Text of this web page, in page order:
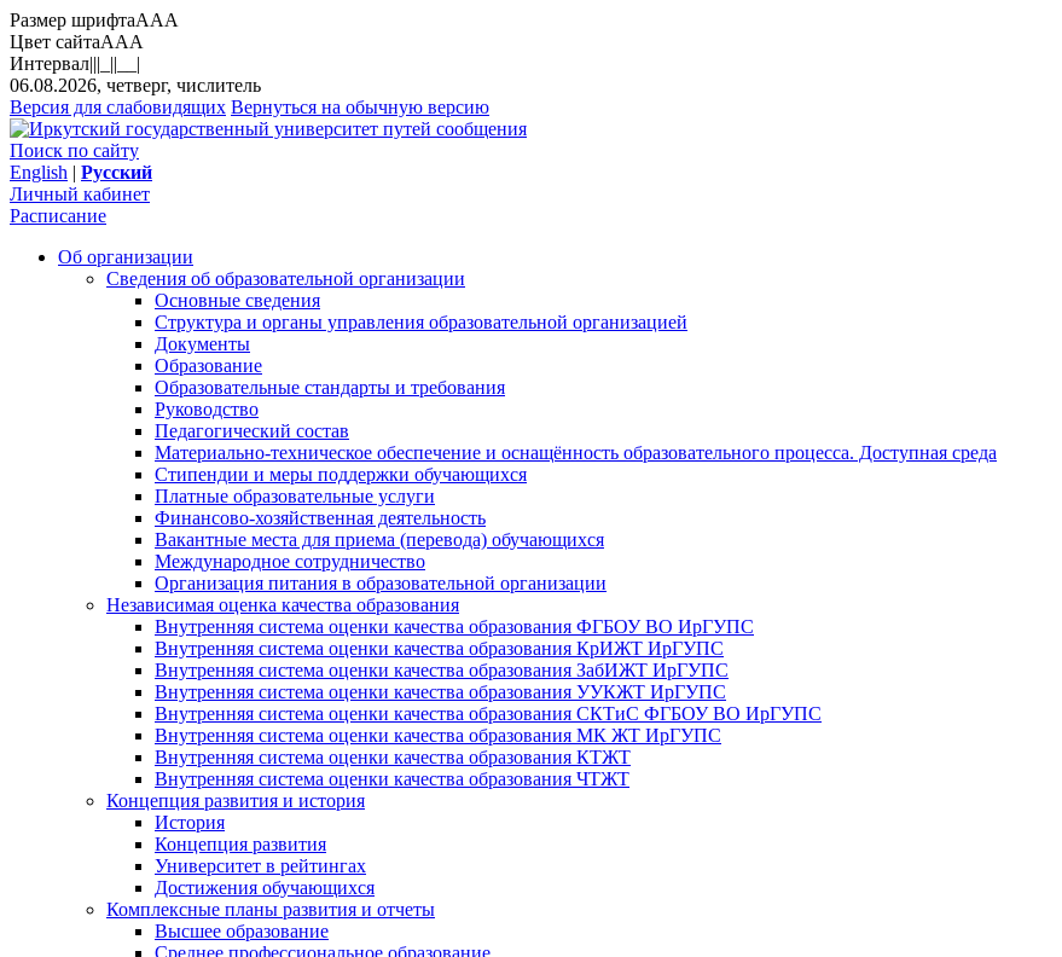
Размер шрифтаAAA
Цвет сайтаAAA
Интервал|||_||__|
06.08.2026, четверг, числитель
Версия для слабовидящих Вернуться на обычную версию
Поиск по сайту
English | Русский
Личный кабинет
Расписание
Об организации
Сведения об образовательной организации
Основные сведения
Структура и органы управления образовательной организацией
Документы
Образование
Образовательные стандарты и требования
Руководство
Педагогический состав
Материально-техническое обеспечение и оснащённость образовательного процесса. Доступная среда
Стипендии и меры поддержки обучающихся
Платные образовательные услуги
Финансово-хозяйственная деятельность
Вакантные места для приема (перевода) обучающихся
Международное сотрудничество
Организация питания в образовательной организации
Независимая оценка качества образования
Внутренняя система оценки качества образования ФГБОУ ВО ИрГУПС
Внутренняя система оценки качества образования КрИЖТ ИрГУПС
Внутренняя система оценки качества образования ЗабИЖТ ИрГУПС
Внутренняя система оценки качества образования УУКЖТ ИрГУПС
Внутренняя система оценки качества образования СКТиС ФГБОУ ВО ИрГУПС
Внутренняя система оценки качества образования МК ЖТ ИрГУПС
Внутренняя система оценки качества образования КТЖТ
Внутренняя система оценки качества образования ЧТЖТ
Концепция развития и история
История
Концепция развития
Университет в рейтингах
Достижения обучающихся
Комплексные планы развития и отчеты
Высшее образование
Среднее профессиональное образование